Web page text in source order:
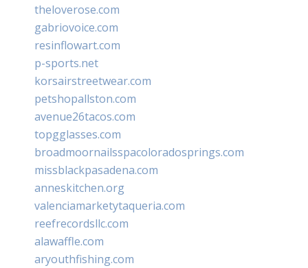
theloverose.com
gabriovoice.com
resinflowart.com
p-sports.net
korsairstreetwear.com
petshopallston.com
avenue26tacos.com
topgglasses.com
broadmoornailsspacoloradosprings.com
missblackpasadena.com
anneskitchen.org
valenciamarketytaqueria.com
reefrecordsllc.com
alawaffle.com
aryouthfishing.com